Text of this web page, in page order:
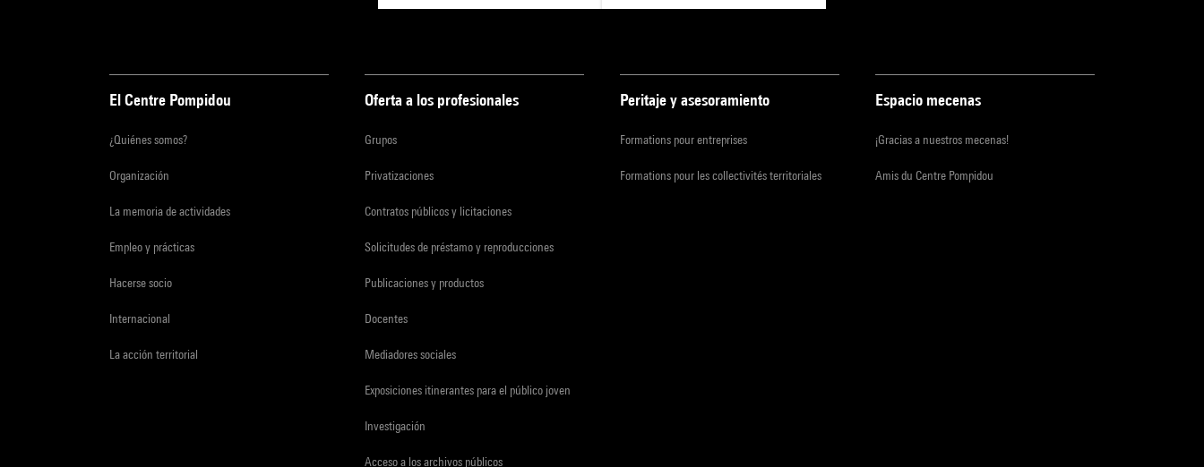
El Centre Pompidou
¿Quiénes somos?
Organización
La memoria de actividades
Empleo y prácticas
Hacerse socio
Internacional
La acción territorial
Oferta a los profesionales
Grupos
Privatizaciones
Contratos públicos y licitaciones
Solicitudes de préstamo y reproducciones
Publicaciones y productos
Docentes
Mediadores sociales
Exposiciones itinerantes para el público joven
Investigación
Acceso a los archivos públicos
Peritaje y asesoramiento
Formations pour entreprises
Formations pour les collectivités territoriales
Espacio mecenas
¡Gracias a nuestros mecenas!
Amis du Centre Pompidou